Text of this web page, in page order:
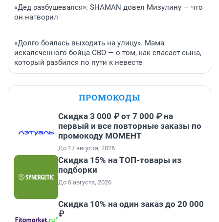
«Дед разбушевался»: SHAMAN довел Мизулину — что
он натворил
«Долго боялась выходить на улицу». Мама
искалеченного бойца СВО — о том, как спасает сына,
который разбился по пути к невесте
ПРОМОКОДЫ
Скидка 3 000 ₽ от 7 000 ₽ на
первый и все повторные заказы по
промокоду МОМЕНТ
До 17 августа, 2026
Скидка 15% на ТОП-товары из
подборки
До 6 августа, 2026
Скидка 10% на один заказ до 20 000
₽